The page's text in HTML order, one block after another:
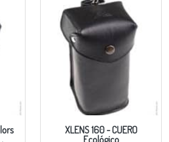
XLENS 160 - CUERO